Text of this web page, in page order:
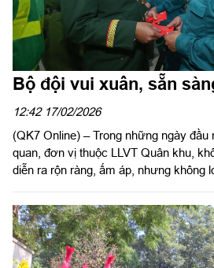
Bộ đội vui xuân, sẵn
12:42 17/02/2026
(QK7 Online) – Trong những ngày
quan, đơn vị thuộc LLVT Quân khu,
diễn ra rộn ràng, ấm áp, nhưng không
Nhân dân vui xuân an toàn, lành mạnh.